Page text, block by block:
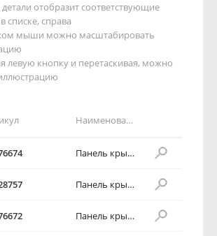
Наименование детали
Панель крышки багажника в сборе
Панель крышки багажника в сборе
Панель крышки багажника в сборе
отобразит соответствующие
списке, справа
мыши можно масштабировать
левую кнопку и перетаскивая, можно